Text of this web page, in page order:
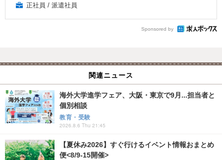
正社員 / 派遣社員
Sponsored by
関連ニュース
海外大学進学フェア、大阪・東京で9月...担当者と
個別相談
教育・受験
2026.8.6 Thu 21:45
【夏休み2026】すぐ行けるイベント情報おまとめ
便<8/9-15開催>